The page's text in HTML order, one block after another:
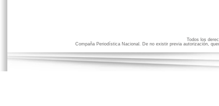
Todos los
Compaña Periodística Nacional. De no existir previa autorización,